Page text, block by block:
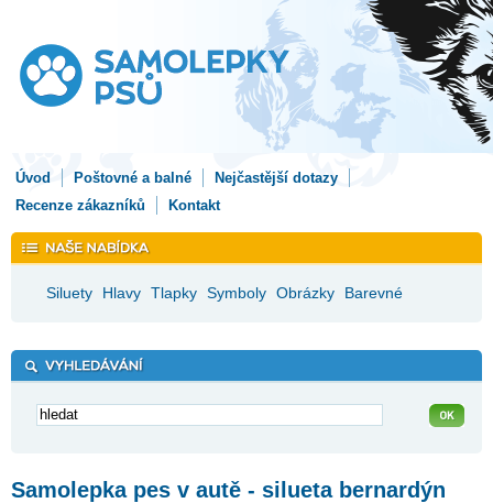
Úvod Poštovné a balné
Nejčastější dotazy
Recenze zákazníků
Kontakt
Siluety Hlavy Tlapky Symboly Obrázky Barevné
Samolepka pes v autě - silueta bernardýn